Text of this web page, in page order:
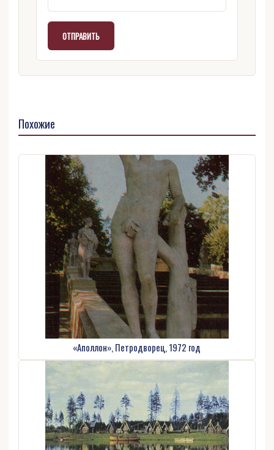
Похожие
«Аполлон», Петродворец, 1972 год